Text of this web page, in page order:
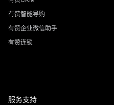
有赞智能导购
有赞企业微信助手
有赞连锁
服务支持